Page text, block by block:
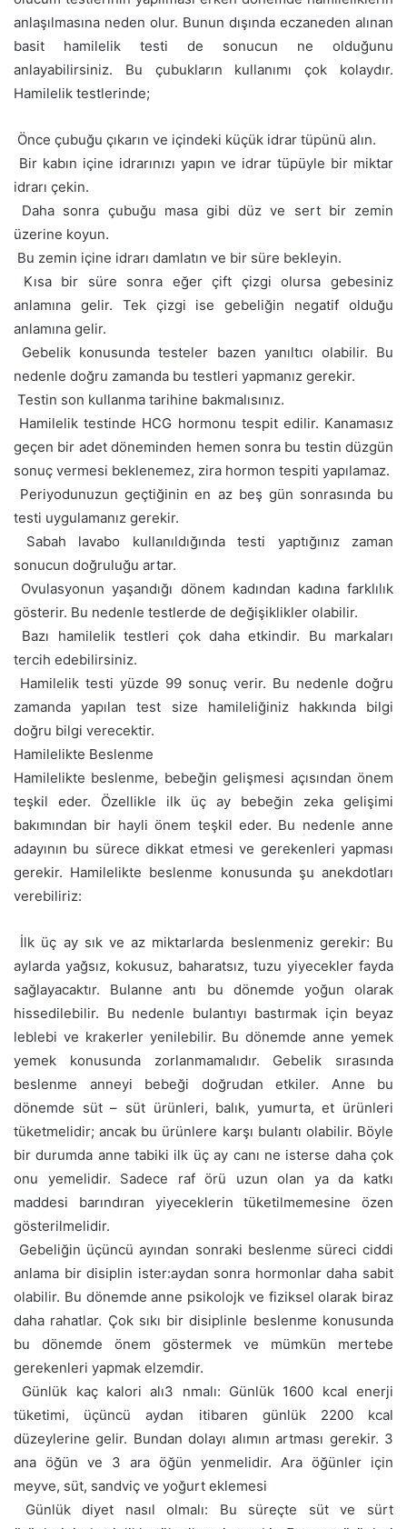
anlaşılmasına neden olur. Bunun dışında eczaneden alınan
basit hamilelik testi de sonucun ne olduğunu
anlayabilirsiniz. Bu çubukların kullanımı çok kolaydır.
Hamilelik testlerinde;
 Önce çubuğu çıkarın ve içindeki küçük idrar tüpünü alın.
 Bir kabın içine idrarınızı yapın ve idrar tüpüyle bir miktar
idrarı çekin.
 Daha sonra çubuğu masa gibi düz ve sert bir zemin
üzerine koyun.
 Bu zemin içine idrarı damlatın ve bir süre bekleyin.
 Kısa bir süre sonra eğer çift çizgi olursa gebesiniz
anlamına gelir. Tek çizgi ise gebeliğin negatif olduğu
anlamına gelir.
 Gebelik konusunda testeler bazen yanıltıcı olabilir. Bu
nedenle doğru zamanda bu testleri yapmanız gerekir.
 Testin son kullanma tarihine bakmalısınız.
 Hamilelik testinde HCG hormonu tespit edilir. Kanamasız
geçen bir adet döneminden hemen sonra bu testin düzgün
sonuç vermesi beklenemez, zira hormon tespiti yapılamaz.
 Periyodunuzun geçtiğinin en az beş gün sonrasında bu
testi uygulamanız gerekir.
 Sabah lavabo kullanıldığında testi yaptığınız zaman
sonucun doğruluğu artar.
 Ovulasyonun yaşandığı dönem kadından kadına farklılık
gösterir. Bu nedenle testlerde de değişiklikler olabilir.
 Bazı hamilelik testleri çok daha etkindir. Bu markaları
tercih edebilirsiniz.
 Hamilelik testi yüzde 99 sonuç verir. Bu nedenle doğru
zamanda yapılan test size hamileliğiniz hakkında bilgi
doğru bilgi verecektir.
Hamilelikte Beslenme
Hamilelikte beslenme, bebeğin gelişmesi açısından önem
teşkil eder. Özellikle ilk üç ay bebeğin zeka gelişimi
bakımından bir hayli önem teşkil eder. Bu nedenle anne
adayının bu sürece dikkat etmesi ve gerekenleri yapması
gerekir. Hamilelikte beslenme konusunda şu anekdotları
verebiliriz:
 İlk üç ay sık ve az miktarlarda beslenmeniz gerekir: Bu
aylarda yağsız, kokusuz, baharatsız, tuzu yiyecekler fayda
sağlayacaktır. Bulanne antı bu dönemde yoğun olarak
hissedilebilir. Bu nedenle bulantıyı bastırmak için beyaz
leblebi ve krakerler yenilebilir. Bu dönemde anne yemek
yemek konusunda zorlanmamalıdır. Gebelik sırasında
beslenme anneyi bebeği doğrudan etkiler. Anne bu
dönemde süt – süt ürünleri, balık, yumurta, et ürünleri
tüketmelidir; ancak bu ürünlere karşı bulantı olabilir. Böyle
bir durumda anne tabiki ilk üç ay canı ne isterse daha çok
onu yemelidir. Sadece raf örü uzun olan ya da katkı
maddesi barındıran yiyeceklerin tüketilmemesine özen
gösterilmelidir.
 Gebeliğin üçüncü ayından sonraki beslenme süreci ciddi
anlama bir disiplin ister:aydan sonra hormonlar daha sabit
olabilir. Bu dönemde anne psikolojk ve fiziksel olarak biraz
daha rahatlar. Çok sıkı bir disiplinle beslenme konusunda
bu dönemde önem göstermek ve mümkün mertebe
gerekenleri yapmak elzemdir.
 Günlük kaç kalori alı3 nmalı: Günlük 1600 kcal enerji
tüketimi, üçüncü aydan itibaren günlük 2200 kcal
düzeylerine gelir. Bundan dolayı alımın artması gerekir. 3
ana öğün ve 3 ara öğün yenmelidir. Ara öğünler için
meyve, süt, sandviç ve yoğurt eklemesi
 Günlük diyet nasıl olmalı: Bu süreçte süt ve sürt